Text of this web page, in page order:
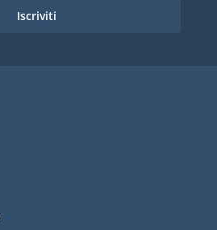
Iscriviti